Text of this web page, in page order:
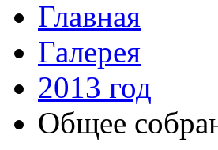
Главная
Галерея
2013 год
Общее